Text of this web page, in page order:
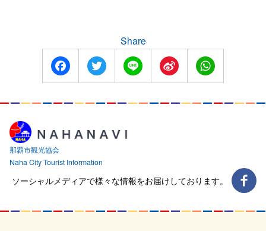
Share
FacebookTwitter Line
Sina
Weibo
WhatsApp
那覇市観光協会
Naha City Tourist Information
ソーシャルメディアで様々な情報をお届けしております。